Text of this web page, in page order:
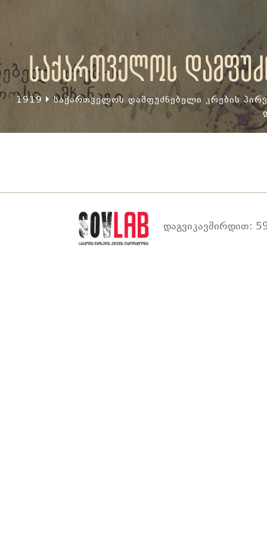
საქართველოს
1919
საქართველოს დამფუძნებელი კრების
დაგვიკავშირდით: